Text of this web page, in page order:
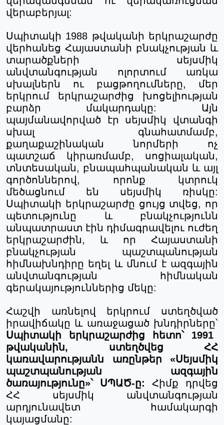
վերաբերյալ:
Սպիտակի 1988 թվականի երկրաշարժը
վերհանեց Հայաստանի բնակչության և
տարածքների
սեյսմիկ
անվտանգության
ոլորտում
առկա
սխալներն
ու բացթողումները,
մեր
երկրում
երկրաշարժից
խոցելիության
բարձր
մակարդակը: Այն
պայմանավորված
էր սեյսմիկ
վտանգի
սխալ գնահատմամբ,
քաղաքաշինական
նորմերի
ոչ
պատշաճ
կիրառմամբ, սոցիալական,
տնտեսական, բնապահպանական և այլ
գործոններով, որոնք
կտրուկ
մեծացնում
են սեյսմիկ ռիսկը:
Սպիտակի երկրաշարժը ցույց տվեց, որ
պետությունը
և
բնակչությունն
անպատրաստ էին դիմագրավելու ուժեղ
երկրաշարժին, և որ
Հայաստանի
բնակչության
պաշտպանության
հիմնախնդիրը եղել և մնում է ազգային
անվտանգության
հիմնական
գերակայություններից մեկը:
Հաշվի առնելով երկրում ստեղծված
իրավիճակը և առաջացած խնդիրները՝
Սպիտակի երկրաշարժից հետո՝ 1991
թվական ին, ստեղծվեց
ՀՀ
կառավարությանն
առընթեր «Սեյսմիկ
պաշտպանության
ազգային
ծառայությունը»՝ ՍՊԱԾ-ը: Հիմք դրվեց
ՀՀ սեյսմիկ անվտանգության
արդյունավետ համակարգի
կայացմանը: